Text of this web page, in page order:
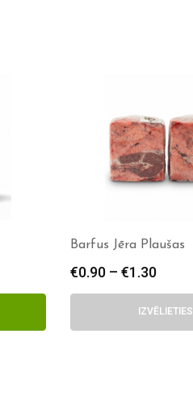
Barfus Jēra Plaušas
€0.90 – €1.30
IZVĒLIETIES